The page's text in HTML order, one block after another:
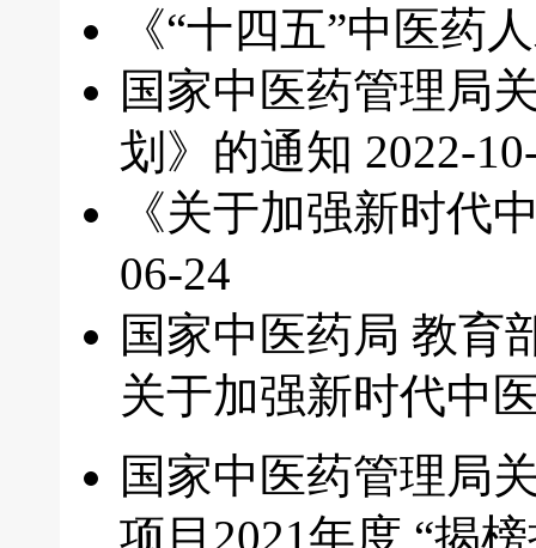
《“十四五”中医药
国家中医药管理局
划》的通知 2022-
《关于加强新时代
06-24
国家中医药局 教育
关于加强新时代中
国家中医药管理局
项目2021年度 “揭